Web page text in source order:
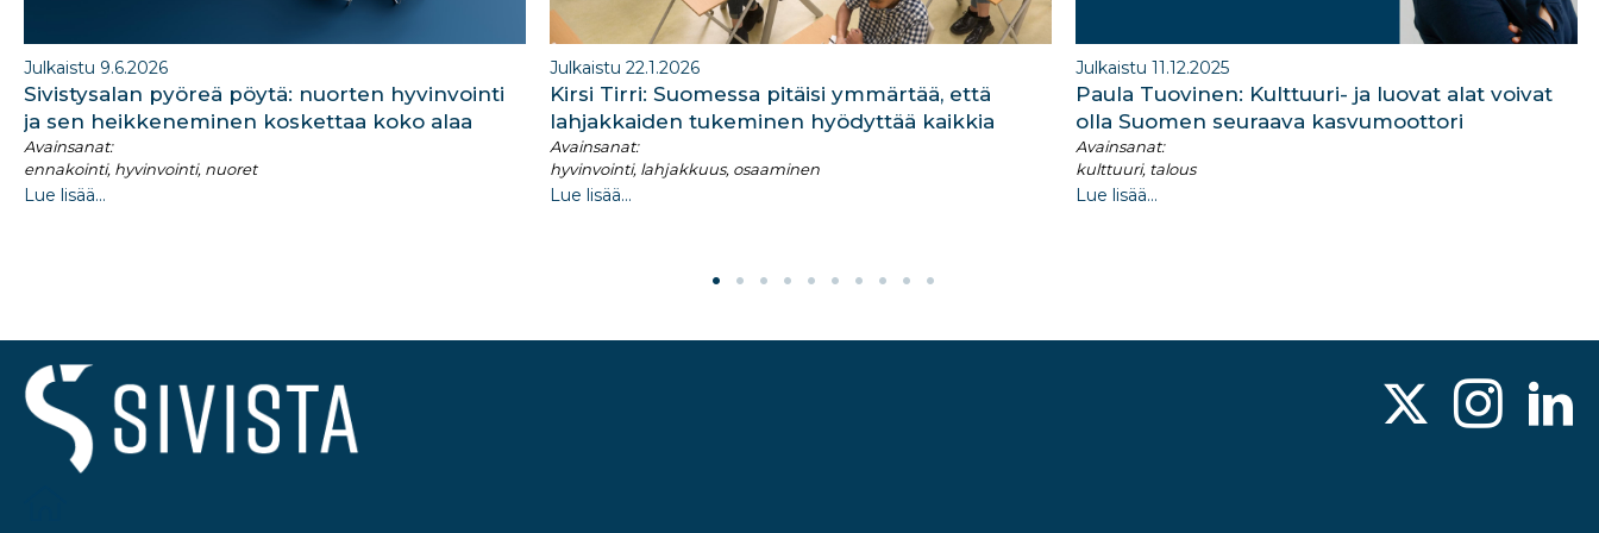
Julkaistu 9.6.2026
Sivistysalan pyöreä pöytä: nuorten hyvinvointi
ja sen heikkeneminen koskettaa koko alaa
Avainsanat:
ennakointi, hyvinvointi, nuoret
Lue lisää...
Julkaistu 22.1.2026
Kirsi Tirri: Suomessa pitäisi ymmärtää, että
lahjakkaiden tukeminen hyödyttää kaikkia
Avainsanat:
hyvinvointi, lahjakkuus, osaaminen
Lue lisää...
Julkaistu 11.12.2025
Paula Tuovinen: Kulttuuri- ja luovat alat voivat
olla Suomen seuraava kasvumoottori
Avainsanat:
kulttuuri, talous
Lue lisää...